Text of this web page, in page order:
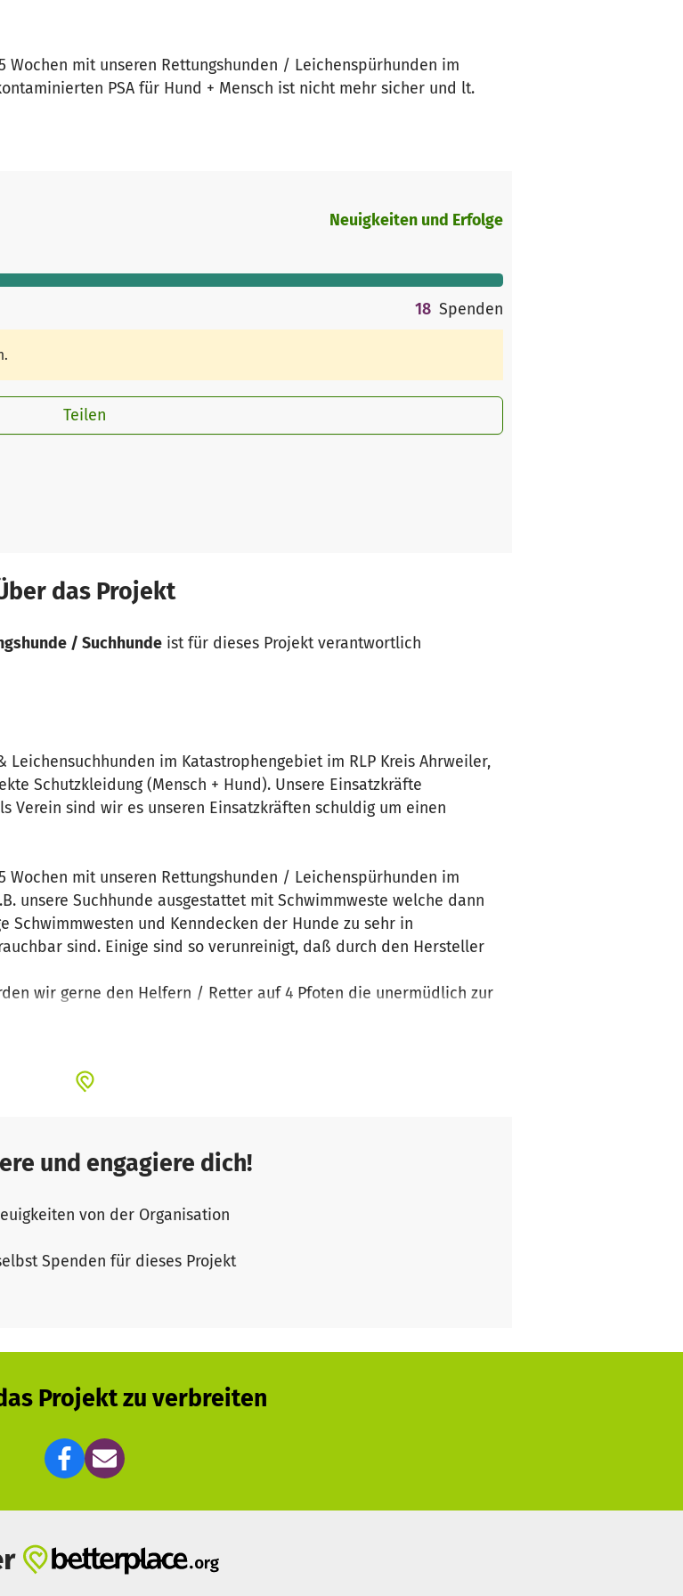
Wochen mit unseren Rettungshunden / Leichenspürhunden im
PSA für Hund + Mensch ist nicht mehr sicher und lt.
Neuigkeiten und Erfolge
18 Spenden
Teilen
das Projekt
/ Suchhundeist für dieses Projekt verantwortlich
Leichensuchhunden im Katastrophengebiet im RLP Kreis Ahrweiler,
Schutzkleidung (Mensch + Hund). Unsere Einsatzkräfte
Verein sind wir es unseren Einsatzkräften schuldig um einen
Wochen mit unseren Rettungshunden / Leichenspürhunden im
unsere Suchhunde ausgestattet mit Schwimmweste welche dann
und Kenndecken der Hunde zu sehr in
sind. Einige sind so verunreinigt, daß durch den Hersteller
wir gerne den Helfern / Retter auf 4 Pfoten die unermüdlich zur
und engagiere dich!
von der Organisation
Spenden für dieses Projekt
Projekt zu verbreiten